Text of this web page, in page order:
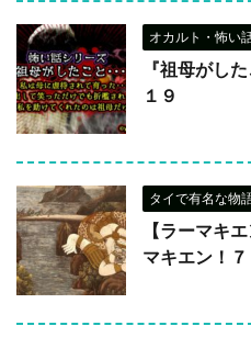
オカルト・怖い
『祖母がし
１９
タイで有名な物
【ラーマキ
マキエン！７